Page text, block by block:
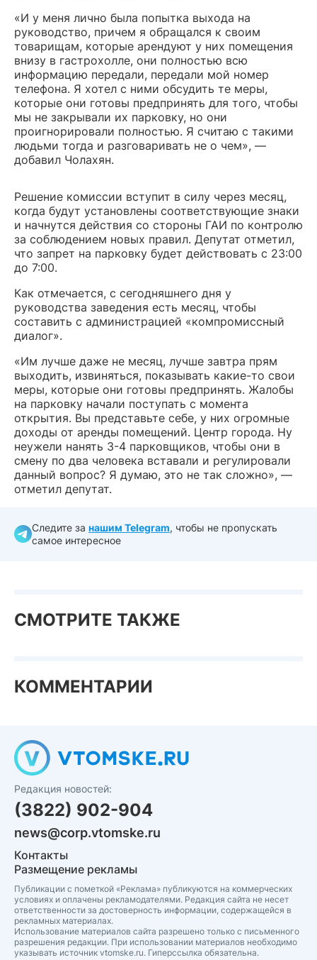
«И у меня лично была попытка выхода на
руководство, причем я обращался к своим
товарищам, которые арендуют у них помещения
внизу в гастрохолле, они полностью всю
информацию передали, передали мой номер
телефона. Я хотел с ними обсудить те меры,
которые они готовы предпринять для того, чтобы
мы не закрывали их парковку, но они
проигнорировали полностью. Я считаю с такими
людьми тогда и разговаривать не о чем», —
добавил Чолахян.
Решение комиссии вступит в силу через месяц,
когда будут установлены соответствующие знаки
и начнутся действия со стороны ГАИ по контролю
за соблюдением новых правил. Депутат отметил,
что запрет на парковку будет действовать с 23:00
до 7:00.
Как отмечается, с сегодняшнего дня у
руководства заведения есть месяц, чтобы
составить с администрацией «компромиссный
диалог».
«Им лучше даже не месяц, лучше завтра прям
выходить, извиняться, показывать какие-то свои
меры, которые они готовы предпринять. Жалобы
на парковку начали поступать с момента
открытия. Вы представьте себе, у них огромные
доходы от аренды помещений. Центр города. Ну
неужели нанять 3-4 парковщиков, чтобы они в
смену по два человека вставали и регулировали
данный вопрос? Я думаю, это не так сложно», —
отметил депутат.
Следите за нашим Telegram, чтобы не пропускать
самое интересное
СМОТРИТЕ ТАКЖЕ
КОММЕНТАРИИ
Редакция новостей:
(3822) 902-904
news@corp.vtomske.ru
Контакты
Размещение рекламы
Публикации с пометкой «Реклама» публикуются на коммерческих
условиях и оплачены рекламодателями. Редакция сайта не несет
ответственности за достоверность информации, содержащейся в
рекламных материалах.
Использование материалов сайта разрешено только с письменного
разрешения редакции. При использовании материалов необходимо
указывать источник vtomske.ru. Гиперссылка обязательна.